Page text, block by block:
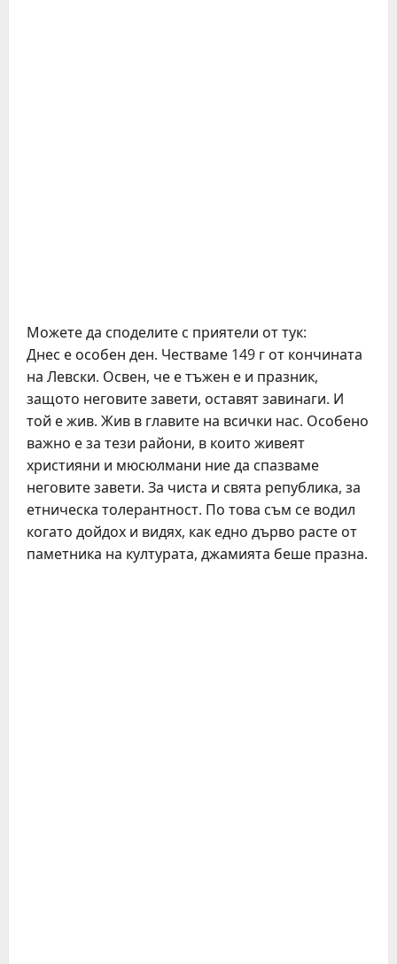
Можете да споделите с приятели от тук:
Днес е особен ден. Честваме 149 г от кончината
на Левски. Освен, че е тъжен е и празник,
защото неговите завети, оставят завинаги. И
той е жив. Жив в главите на всички нас. Особено
важно е за тези райони, в които живеят
християни и мюсюлмани ние да спазваме
неговите завети. За чиста и свята република, за
етническа толерантност. По това съм се водил
когато дойдох и видях, как едно дърво расте от
паметника на културата, джамията беше празна.